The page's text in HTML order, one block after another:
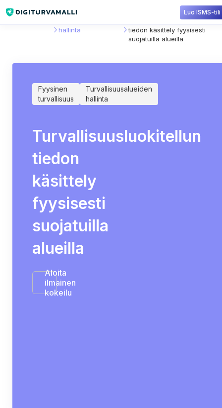
Luo ISMS-tili
hallinta
Turvallisuusluokitellun
tiedon käsittely fyysisesti
suojatuilla alueilla
Fyysinen
turvallisuus
Turvallisuusalueiden
hallinta
Turvallisuusluokitellun
tiedon
käsittely
fyysisesti
suojatuilla
alueilla
Aloita
ilmainen
kokeilu